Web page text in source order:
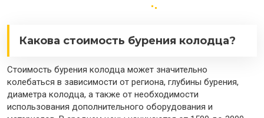
Какова стоимость бурения колодца?
Стоимость бурения колодца может значительно
колебаться в зависимости от региона, глубины бурения,
диаметра колодца, а также от необходимости
использования дополнительного оборудования и